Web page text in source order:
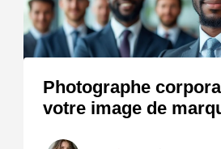
Photographe
votre image de